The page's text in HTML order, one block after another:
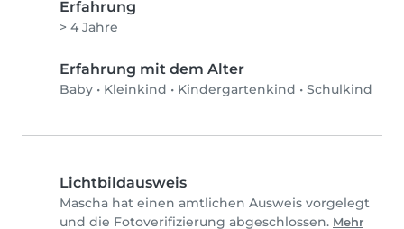
Erfahrung
> 4 Jahre
Erfahrung mit dem Alter
Baby • Kleinkind • Kindergartenkind • Schulkind
Lichtbildausweis
Mascha hat einen amtlichen Ausweis vorgelegt
und die Fotoverifizierung abgeschlossen. Mehr